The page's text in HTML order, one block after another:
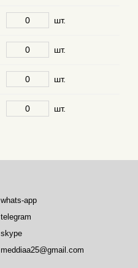
шт.
шт.
шт.
шт.
whats-app
telegram
skype
meddiaa25@gmail.com